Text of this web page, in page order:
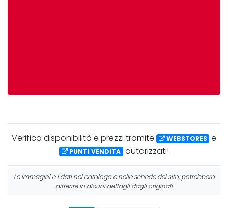
Verifica disponibilità e prezzi tramite WEBSTORES e
PUNTI VENDITA autorizzati!
Le immagini e i dati nel catalogo e nelle schede del sito, potrebbero
differire in alcuni dettagli dagli originali